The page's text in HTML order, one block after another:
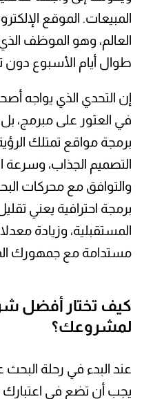
المبيعات. الموقع
طوال أيام الأسبوع
إن التحدي الذي يواجه
في العثور على مبرمج،
برمجة مواقع تمتلك
التصميم الجذاب، وسرعة
برمجة احترافية يعني
المستقبلية، وزيادة
مستدامة مع جمهورك
كيف تختار أفضل
لمشروعك؟
عند البدء في رحلة
يجب أن تضع في اعتبارك